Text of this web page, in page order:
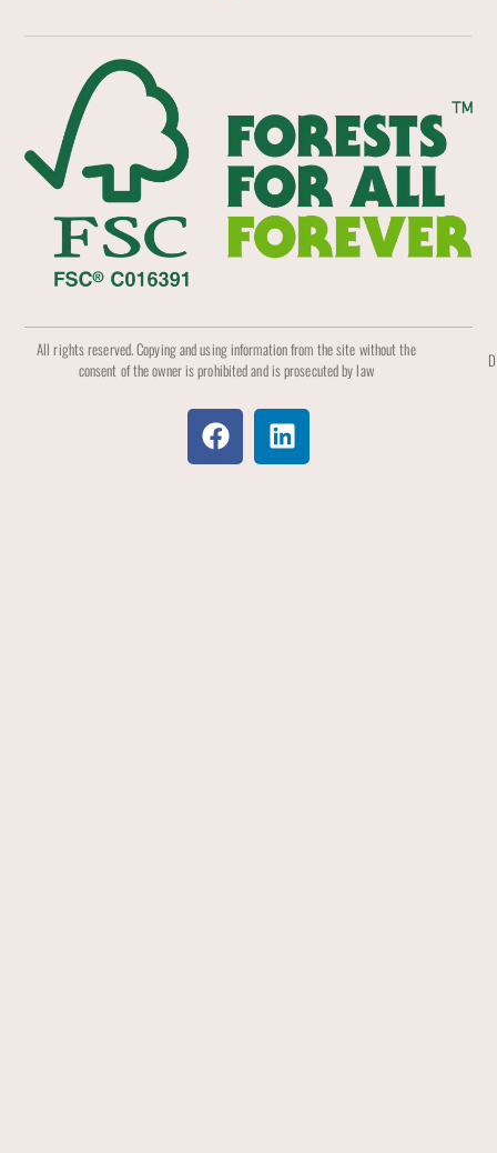
All rights reserved. Copying and using information from the site without the
consent of the owner is prohibited and is prosecuted by law